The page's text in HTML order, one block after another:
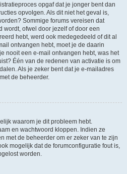
opgaf dat je jonger bent dan
opvolgen. Als dit niet het geval is,
Sommige forums vereisen dat
ofwel door jezelf of door een
hebt, werd ook medegedeeld of dit al
ontvangen hebt, moet je de daarin
nooit een e-mail ontvangen hebt, was het
Één van de redenen van activatie is om
Als je zeker bent dat je e-mailadres
de beheerder.
waarom je dit probleem hebt.
en wachtwoord kloppen. Indien ze
met de beheerder om er zeker van te zijn
mogelijk dat de forumconfiguratie fout is,
worden.